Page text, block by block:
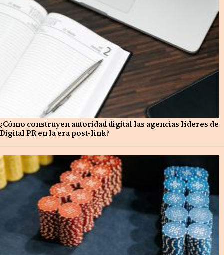
¿Cómo construyen autoridad digital las agencias líderes de
Digital PR en la era post-link?